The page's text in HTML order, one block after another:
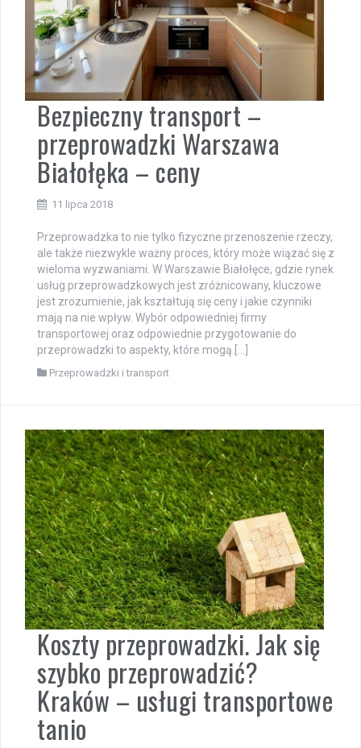
Bezpieczny transport –
przeprowadzki Warszawa
Białołęka – ceny
11 lipca 2018
Przeprowadzka to nie tylko fizyczne przenoszenie rzeczy,
ale także niezwykle ważny proces, który może wiązać się z
wieloma wyzwaniami. W Warszawie Białołęce, gdzie rynek
usług przeprowadzkowych jest zróżnicowany, kluczowe
jest zrozumienie, jak kształtują się ceny i jakie czynniki
mają na nie wpływ. Wybór odpowiedniej firmy
transportowej oraz odpowiednie przygotowanie do
przeprowadzki to aspekty, które mogą […]
Przeprowadzki i transport
Koszty przeprowadzki. Jak się
szybko przeprowadzić?
Kraków – usługi transportowe
tanio